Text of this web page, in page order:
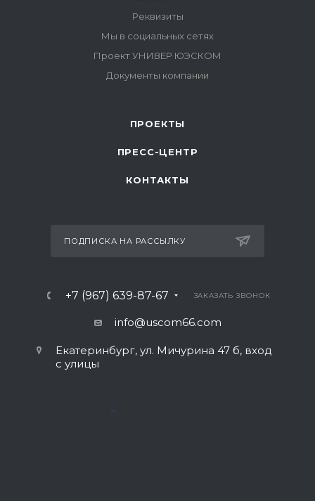
ПРОЕКТЫ
ПРЕСС-ЦЕНТР
КОНТАКТЫ
ПОДПИСКА НА РАССЫЛКУ
+7 (967) 639-87-67 ЗАКАЗАТЬ ЗВОНОК
info@uscom66.com
Екатеринбург, ул. Мичурина 47 б, вход
с улицы
>